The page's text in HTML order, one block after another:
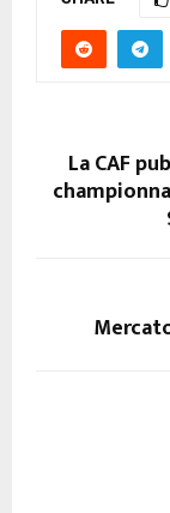
La CAF